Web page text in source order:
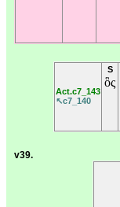
Act.c7_143
↖c7_140
S
ὃς
v39.